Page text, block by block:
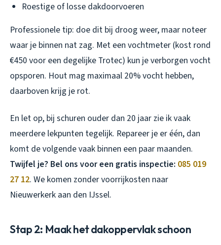
Roestige of losse dakdoorvoeren
Professionele tip: doe dit bij droog weer, maar noteer
waar je binnen nat zag. Met een vochtmeter (kost rond
€450 voor een degelijke Trotec) kun je verborgen vocht
opsporen. Hout mag maximaal 20% vocht hebben,
daarboven krijg je rot.
En let op, bij schuren ouder dan 20 jaar zie ik vaak
meerdere lekpunten tegelijk. Repareer je er één, dan
komt de volgende vaak binnen een paar maanden.
Twijfel je? Bel ons voor een gratis inspectie: 085 019
27 12. We komen zonder voorrijkosten naar
Nieuwerkerk aan den IJssel.
Stap 2: Maak het dakoppervlak schoon